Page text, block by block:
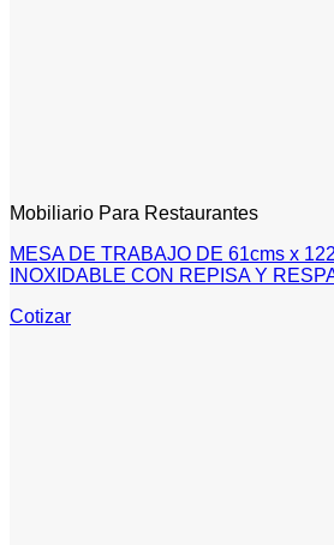
Mobiliario Para Restaurantes
MESA DE TRABAJO DE 61cms x
INOXIDABLE CON REPISA Y
Cotizar